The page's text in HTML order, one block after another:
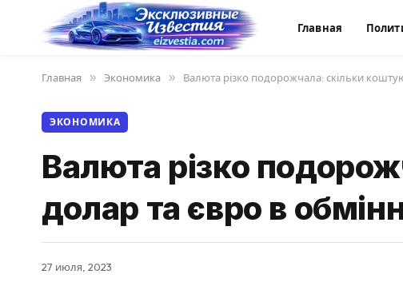
Главная
Главная » Экономика » Валюта різко подорожчала: скільки
ЭКОНОМИКА
Валюта різко
долар та євро в
27 июля, 2023